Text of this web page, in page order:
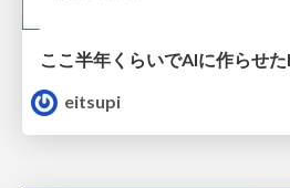
ここ半年くらいでAIに作らせ
eitsupi